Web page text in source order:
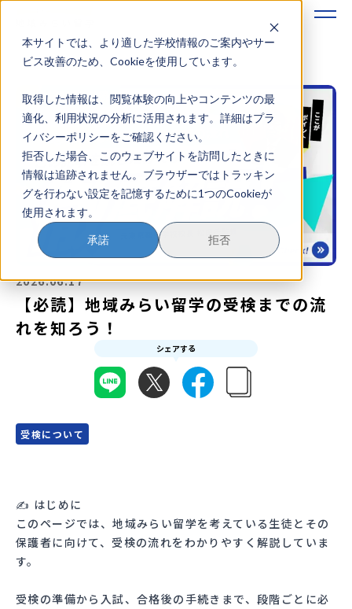
本サイトでは、より適した学校情報のご案内やサー
ビス改善のため、Cookieを使用しています。
取得した情報は、閲覧体験の向上やコンテンツの最
適化、利用状況の分析に活用されます。詳細はプラ
イバシーポリシーをご確認ください。
拒否した場合、このウェブサイトを訪問したときに
情報は追跡されません。ブラウザーではトラッキン
グを行わない設定を記憶するために1つのCookieが
使用されます。
承諾 拒否
地域みらい留学のすすめかた
地域みらい留学とは
学校を探す
イベントを探す
おためし地域留学
マガジン
奨学金について
MYページログイン
2026.06.17
【必読】地域みらい留学の受検までの流
れを知ろう！
シェアする
受検について
✍ はじめに
このページでは、地域みらい留学を考えている生徒とその
保護者に向けて、受検の流れをわかりやすく解説していま
す。
受検の準備から入試、合格後の手続きまで、段階ごとに必